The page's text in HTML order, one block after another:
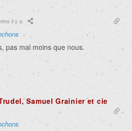
il y a
pas mal moins que nous.
Samuel Grainier et cie